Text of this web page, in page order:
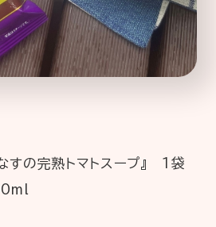
すの完熟トマトスープ』 1袋